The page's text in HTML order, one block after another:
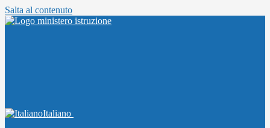
Salta al contenuto
Italiano